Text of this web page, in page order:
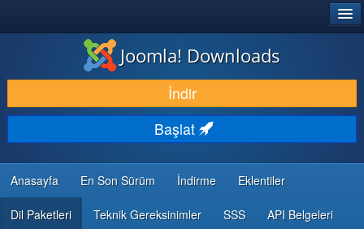
İNDIR & GENIŞLET
KEŞFET & ÖĞREN
TOPLULUK & DESTEK
GELIŞTIRICI KAYNAKLARI
Joomla! Downloads
İndir
Başlat
Anasayfa En Son Sürüm İndirme Eklentiler
Dil Paketleri Teknik Gereksinimler SSS API Belgeleri